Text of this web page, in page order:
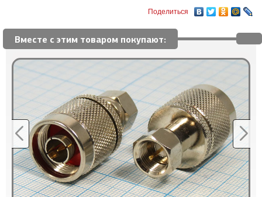
Поделиться
Вместе с этим товаром покупают: